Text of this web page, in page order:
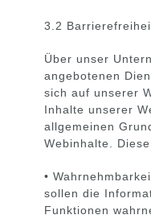
3.2
Über unser
angebotenen
sich auf unserer
Inhalte unserer
allgemeinen
Webinhalte.
•
sollen die
Funktionen